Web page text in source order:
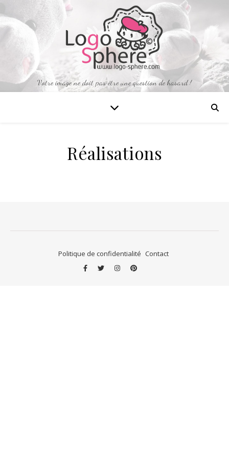
Votre image ne doit pas être une question de hasard !
Réalisations
Politique de confidentialité Contact